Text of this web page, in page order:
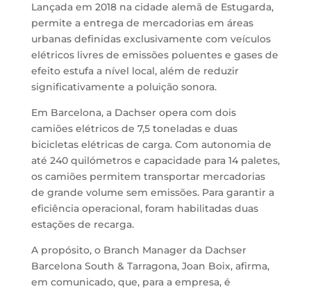
Lançada em 2018 na cidade alemã de Estugarda,
permite a entrega de mercadorias em áreas
urbanas definidas exclusivamente com veículos
elétricos livres de emissões poluentes e gases de
efeito estufa a nível local, além de reduzir
significativamente a poluição sonora.
Em Barcelona, a Dachser opera com dois
camiões elétricos de 7,5 toneladas e duas
bicicletas elétricas de carga. Com autonomia de
até 240 quilómetros e capacidade para 14 paletes,
os camiões permitem transportar mercadorias
de grande volume sem emissões. Para garantir a
eficiência operacional, foram habilitadas duas
estações de recarga.
A propósito, o Branch Manager da Dachser
Barcelona South & Tarragona, Joan Boix, afirma,
em comunicado, que, para a empresa, é